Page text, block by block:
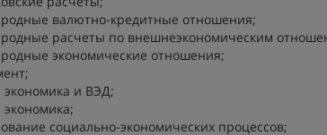
валютно-кредитные отношения;
расчеты по внешнеэкономическим
экономические отношения;
и ВЭД;
социально-экономических процессов;